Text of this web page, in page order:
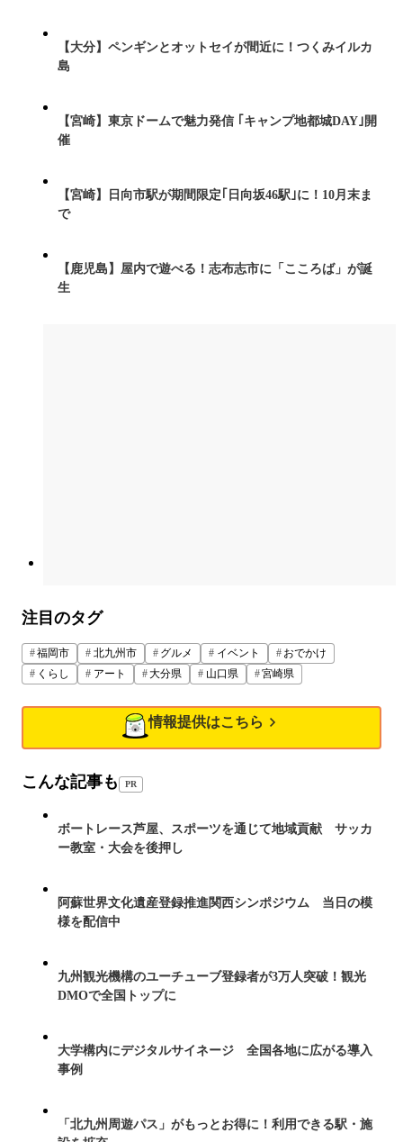
【大分】ペンギンとオットセイが間近に！つくみイルカ
島
【宮崎】東京ドームで魅力発信 ｢キャンプ地都城DAY｣開
催
【宮崎】日向市駅が期間限定｢日向坂46駅｣に！10月末ま
で
【鹿児島】屋内で遊べる！志布志市に「こころば」が誕
生
注目のタグ
福岡市 北九州市 グルメ イベント
おでかけ
くらし
アート 大分県 山口県 宮崎県
情報提供はこちら
こんな記事も PR
ボートレース芦屋、スポーツを通じて地域貢献 サッカ
ー教室・大会を後押し
阿蘇世界文化遺産登録推進関西シンポジウム 当日の模
様を配信中
九州観光機構のユーチューブ登録者が3万人突破！観光
DMOで全国トップに
大学構内にデジタルサイネージ 全国各地に広がる導入
事例
「北九州周遊パス」がもっとお得に！利用できる駅・施